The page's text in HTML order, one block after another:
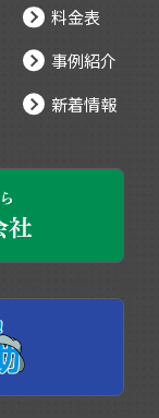
料金表
事例紹介
新着情報